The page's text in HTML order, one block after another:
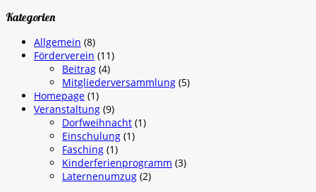
Kategorien
Allgemein (8)
Förderverein (11)
Beitrag (4)
Mitgliederversammlung (5)
Homepage (1)
Veranstaltung (9)
Dorfweihnacht (1)
Einschulung (1)
Fasching (1)
Kinderferienprogramm (3)
Laternenumzug (2)